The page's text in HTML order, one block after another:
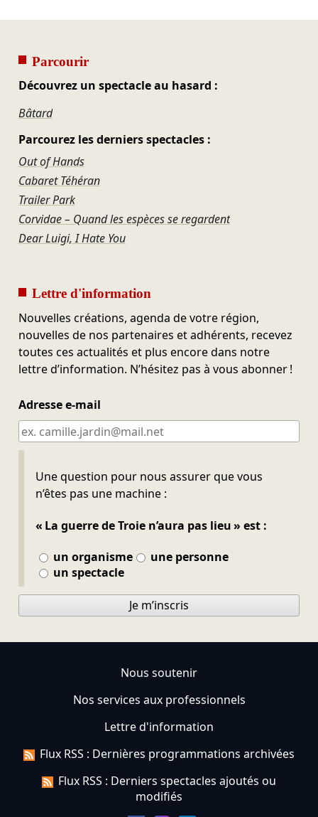
Parcourir
Découvrez un spectacle au hasard :
Bâtard
Parcourez les derniers spectacles :
Out of Hands
Cabaret Téhéran
Trailer Park
Corvidae – Quand les espèces se regardent
Dear Luigi, I Hate You
Lettre d'information
Nouvelles créations, agenda de votre région,
nouvelles de nos partenaires et adhérents, recevez
toutes ces actualités et plus encore dans notre
lettre d’information. N’hésitez pas à vous abonner !
Adresse e-mail
Une question pour nous assurer que vous
n’êtes pas une machine :
« La guerre de Troie n’aura pas lieu » est :
un organisme
une personne
un spectacle
Ne pas remplir
Je m’inscris
Nous soutenir
Nos services aux professionnels
Lettre d'information
Flux RSS : Dernières programmations archivées
Flux RSS : Derniers spectacles ajoutés ou
modifiés